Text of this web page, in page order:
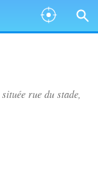
rue du stade,